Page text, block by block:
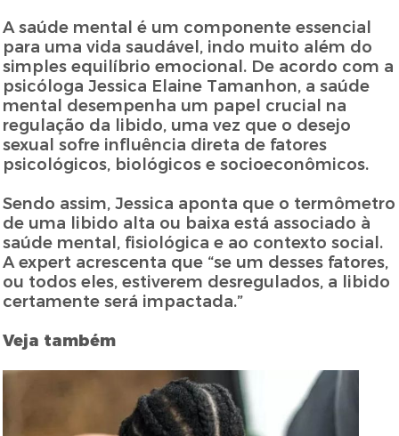
A saúde mental é um componente essencial
para uma vida saudável, indo muito além do
simples equilíbrio emocional. De acordo com a
psicóloga Jessica Elaine Tamanhon, a saúde
mental desempenha um papel crucial na
regulação da libido, uma vez que o desejo
sexual sofre influência direta de fatores
psicológicos, biológicos e socioeconômicos.
Sendo assim, Jessica aponta que o termômetro
de uma libido alta ou baixa está associado à
saúde mental, fisiológica e ao contexto social.
A expert acrescenta que “se um desses fatores,
ou todos eles, estiverem desregulados, a libido
certamente será impactada.”
Veja também